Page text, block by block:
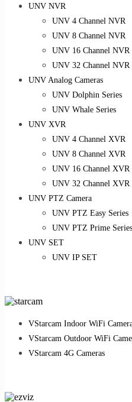
UNV NVR
UNV 4 Channel NVR
UNV 8 Channel NVR
UNV 16 Channel NVR
UNV 32 Channel NVR
UNV Analog Cameras
UNV Dolphin Series
UNV Whale Series
UNV XVR
UNV 4 Channel XVR
UNV 8 Channel XVR
UNV 16 Channel XVR
UNV 32 Channel XVR
UNV PTZ Camera
UNV PTZ Easy Series
UNV PTZ Prime Series
UNV SET
UNV IP SET
VStarcam Indoor WiFi
VStarcam Outdoor WiFi
VStarcam 4G Cameras